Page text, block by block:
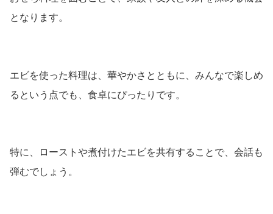
となります。
エビを使った料理は、華やかさとともに、みんなで楽しめ
るという点でも、食卓にぴったりです。
特に、ローストや煮付けたエビを共有することで、会話も
弾むでしょう。